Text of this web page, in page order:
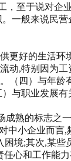
至于说对
般来说民营
更好的生活
,特别因为
四）与年
与职业发展
熟的标志
小企业而
境;其次,某
心和工作能